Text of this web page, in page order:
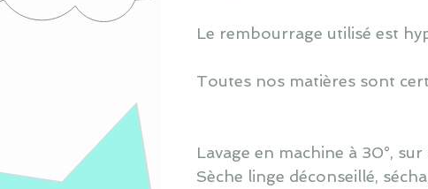
Le rembourrage utilisé est
Toutes nos matières sont
Lavage en machine à 30°, sur
Sèche linge déconseillé,